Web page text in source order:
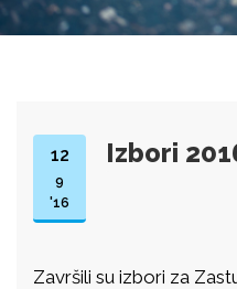
12
9
'16
Izbori
Završili su izbori za